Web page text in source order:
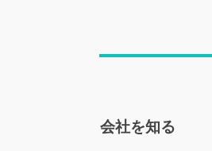
会社を知る